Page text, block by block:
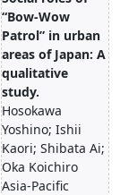
“Bow-Wow
Patrol” in urban
areas of Japan: A
qualitative
study.
Hosokawa
Yoshino; Ishii
Kaori; Shibata Ai;
Oka Koichiro
Asia-Pacific